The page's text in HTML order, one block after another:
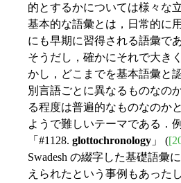
的とするかについては様々な
基本的な語彙とは，日常的に
にも早期に習得される語彙で
そうだし，確かにそれで大き
かし，どこまでを基本語彙と
別言語ごとに異なるものなの
る程度は普遍的なものなのか
ようで難しいテーマである．
「#1128. glottochronology 」 (
Swadesh の綴字した基礎語彙
えられたという事例もあった